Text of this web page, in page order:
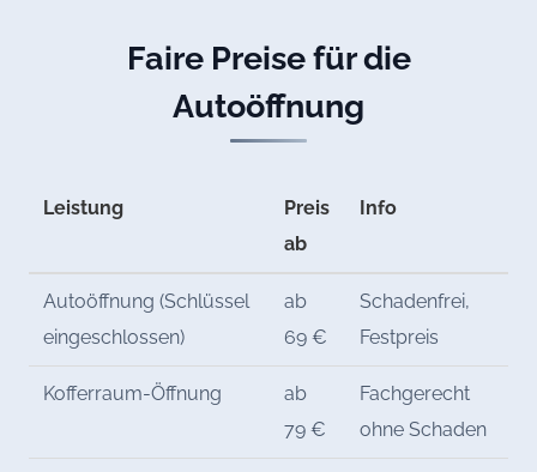
Faire Preise für die
Autoöffnung
Leistung
Preis
ab
Info
Autoöffnung (Schlüssel
eingeschlossen)
ab
69 €
Schadenfrei,
Festpreis
Kofferraum-Öffnung
ab
79 €
Fachgerecht
ohne Schaden